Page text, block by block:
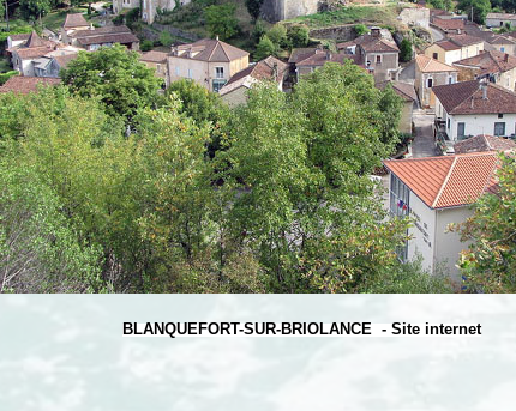
BLANQUEFORT-SUR-BRIOLANCE - Site internet